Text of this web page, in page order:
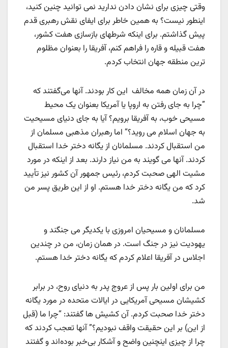
وقتی چیزی برای نشان دادن ندارید نمی توانید چنین کنید،
اینطور نیست؟ به همین خاطر برای ایفای نقش رهبری قدم
پیش گذاشتم. برای اینکه شرطهای بازسازی هفت کشور،
هفت قبیله و قاره را فراهم کنم، آفریقا را بعنوان مظلوم
ترین منطقه جهان انتخاب کردم.
در آن زمان همه مخالف این کار بودند. آنها می‌گفتند که
”چرا به جای رفتن به اروپا یا آمریکا بعنوان یک محیط
مسیحی خوب، به آفریقا برویم؟ آیا به جای دنیای مسیحیت
به جهان اسلام می روید؟“ اما رهبران مذهبی مسلمان از
من استقبال کردند. مسلمانان از یگانه دختر خدا استقبال
کردند. آنها می گویند به من نیاز دارند. بعد از اینکه در مورد
مشیت الهی صحبت کردم، رئیس جمهور آن کشور نیز تأیید
کرد که من یگانه دختر خدا هستم. او از این طریق پسر من
شد.
مسلمانان و مسیحیان امروزی با یکدیگر می جنگند و
یهودیت نیز در جنگ است. در همان زمان، من در چندین
اجلاس در آفریقا اعلام کردم که یگانه دختر خدا هستم.
من برای اولین بار پس از عروج پدر به دنیای روح، در برابر
کشیشان مسیحی آمریکایی در ایالات متحده در مورد یگانه
دختر خدا صحبت کردم. آن کشیش ها گفتند: “چرا ما (قبل
از این) بر این حقیقت واقف نبودیم؟” آنها تعجب کردند که
چرا از چیزی اینچنین واضح و آشکار بی‌خبر بوده‌اند ‌و گفتند